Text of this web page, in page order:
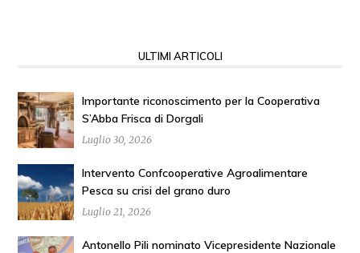
ULTIMI ARTICOLI
Importante riconoscimento per la Cooperativa
S’Abba Frisca di Dorgali
Luglio 30, 2026
Intervento Confcooperative Agroalimentare
Pesca su crisi del grano duro
Luglio 21, 2026
Antonello Pili nominato Vicepresidente Nazionale